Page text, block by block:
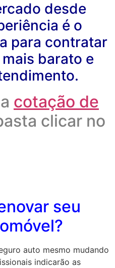
desde
é o
para contratar
barato e
cotação de
clicar no
seu
auto mesmo mudando
indicarão as